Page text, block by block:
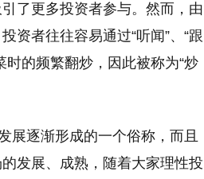
了更多投资者参与。然而，由
资者往往容易通过“听闻”、“跟
的频繁翻炒，因此被称为“炒
展逐渐形成的一个俗称，而且
发展、成熟，随着大家理性投